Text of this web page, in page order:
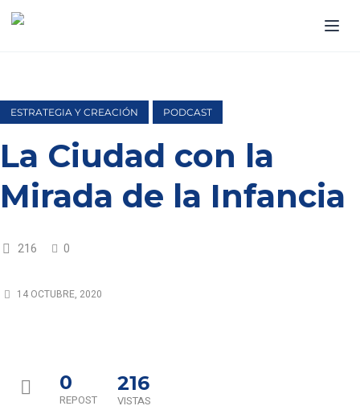
ESTRATEGIA Y CREACIÓN PODCAST
La Ciudad con la
Mirada de la Infancia
216 0
14 OCTUBRE, 2020
0
REPOST
216
VISTAS